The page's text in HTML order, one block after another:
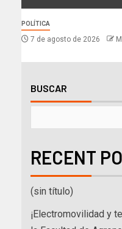
POLÍTICA
7 de agosto de 2026
BUSCAR
RECENT
(sin título)
¡Electromovilidad y